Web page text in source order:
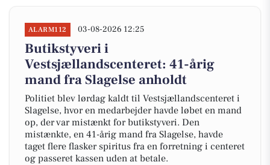
ALARM112 03-08-2026 12:25
Butikstyveri i
Vestsjællandscenteret: 41-årig
mand fra Slagelse anholdt
Politiet blev lørdag kaldt til Vestsjællandscenteret i
Slagelse, hvor en medarbejder havde løbet en mand
op, der var mistænkt for butikstyveri. Den
mistænkte, en 41-årig mand fra Slagelse, havde
taget flere flasker spiritus fra en forretning i centeret
og passeret kassen uden at betale.